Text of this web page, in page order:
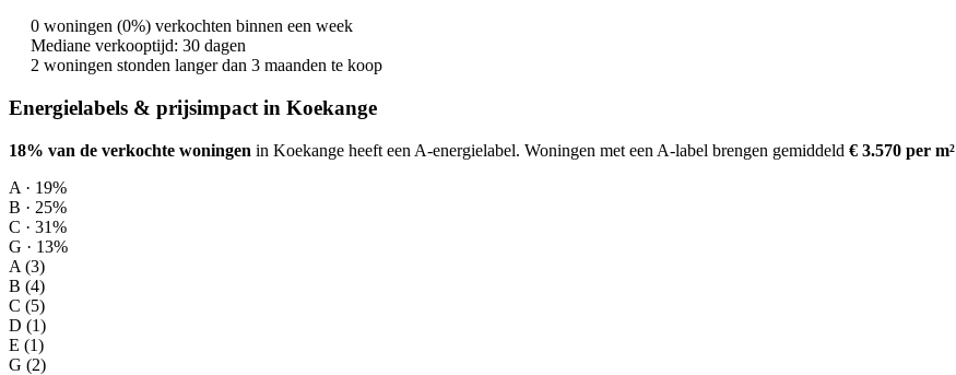
0 woningen (0%) verkochten binnen een week
Mediane verkooptijd: 30 dagen
2 woningen stonden langer dan 3 maanden te koop
Energielabels & prijsimpact in Koekange
18% van de verkochte woningen in Koekange heeft een A-energielabel. Woningen met een A-label brengen gemiddeld € 3.570 per m²
A · 19%
B · 25%
C · 31%
G · 13%
A (3)
B (4)
C (5)
D (1)
E (1)
G (2)